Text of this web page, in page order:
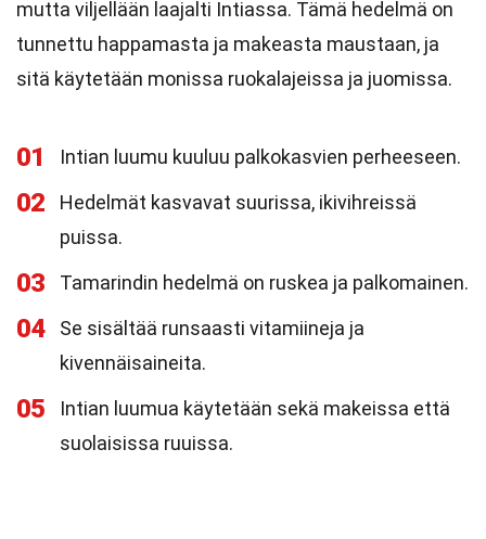
mutta viljellään laajalti Intiassa. Tämä hedelmä on
tunnettu happamasta ja makeasta maustaan, ja
sitä käytetään monissa ruokalajeissa ja juomissa.
01 Intian luumu kuuluu palkokasvien perheeseen.
02
Hedelmät kasvavat suurissa, ikivihreissä
puissa.
03 Tamarindin hedelmä on ruskea ja palkomainen.
04
Se sisältää runsaasti vitamiineja ja
kivennäisaineita.
05
Intian luumua käytetään sekä makeissa että
suolaisissa ruuissa.